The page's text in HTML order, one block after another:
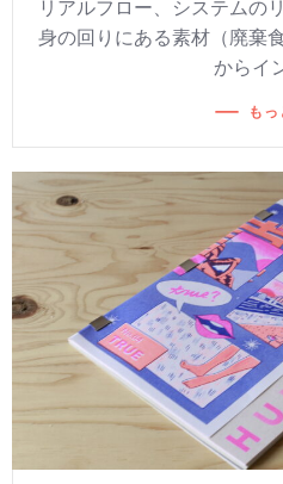
リアルフロー、システムの
身の回りにある素材（廃棄
からイ
も